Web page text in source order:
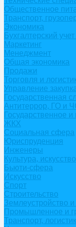
Общественное
Транспорт,
Экономика
Бухгалтерский
Маркетинг
Менеджмент
Общая экономика
Продажи
Торговля и
Управление
Государственная
Антитеррор, ГО и
Государственное
ЖКХ
Социальная сфера
Юриспруденция
Инженеры
Культура,
Бьюти-сфера
Искусство
Спорт
Строительство
Землеустройство и
Промышленное и
Транспорт,